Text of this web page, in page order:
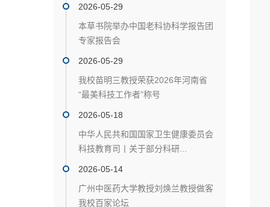
2026-05-29
本草书院举办中国老科协科学报告团
专家报告会
2026-05-29
我校苗明三教授荣获2026年河南省
“最美科技工作者”称号
2026-05-18
中华人民共和国国家卫生健康委员会
科技教育司丨关于部分科研...
2026-05-14
广州中医药大学教授刘焕兰教授做客
我校百家论坛